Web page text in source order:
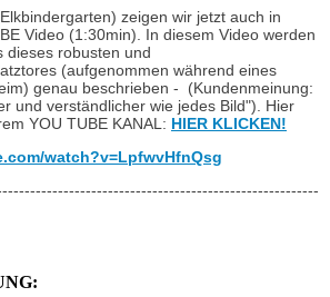
zeigen wir jetzt auch in
Video (1:30min). In diesem Video werden
dieses robusten und
(aufgenommen während eines
genau beschrieben - (Kundenmeinung:
und verständlicher wie jedes Bild"). Hier
YOU TUBE KANAL: HIER KLICKEN!
watch?v=LpfwvHfnQsg